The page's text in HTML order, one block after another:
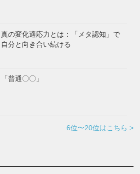
真の変化適応力とは：「メタ認知」で
自分と向き合い続ける
「普通〇〇」
6位〜20位はこちら >